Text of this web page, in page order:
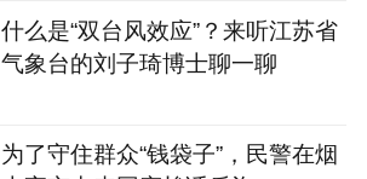
什么是“双台风效应”？来听江苏省
气象台的刘子琦博士聊一聊
为了守住群众“钱袋子”，民警在烟